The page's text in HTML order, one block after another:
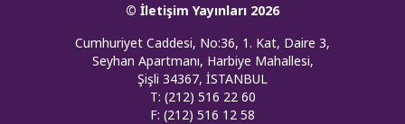
© İletişim Yayınları 2026
Cumhuriyet Caddesi, No:36, 1. Kat, Daire 3,
Seyhan Apartmanı, Harbiye Mahallesi,
Şişli 34367, İSTANBUL
T: (212) 516 22 60
F: (212) 516 12 58